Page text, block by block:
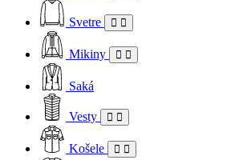
Svetre
Mikiny
Saká
Vesty
Košele